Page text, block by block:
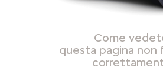
Come
questa pagina non